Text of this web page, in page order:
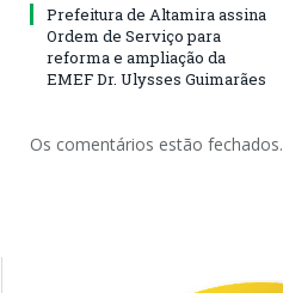
Prefeitura de Altamira assina
Ordem de Serviço para
reforma e ampliação da
EMEF Dr. Ulysses Guimarães
Os comentários estão fechados.